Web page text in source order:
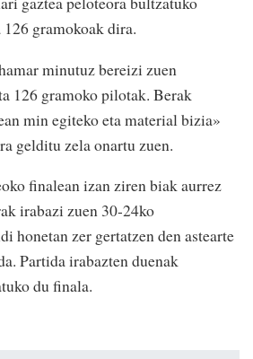
gramokoak dira.
minutuz bereizi zuen
126 gramoko pilotak. Berak
min egiteko eta material bizia»
gelditu zela onartu zuen.
finalean izan ziren biak aurrez
irabazi zuen 30-24ko
honetan zer gertatzen den astearte
Partida irabazten duenak
du finala.